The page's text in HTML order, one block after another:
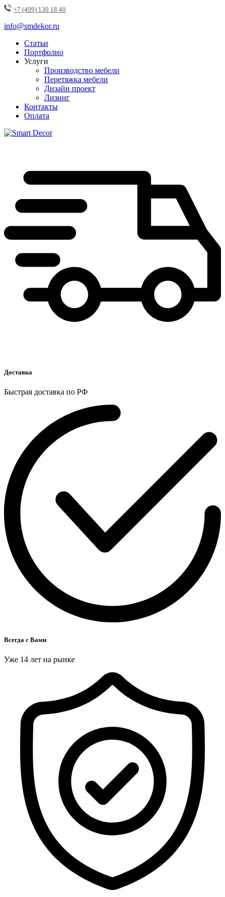
+7 (499) 130 18 40
info@smdekor.ru
Статьи
Портфолио
Услуги
Производство мебели
Перетяжка мебели
Дизайн проект
Лизинг
Контакты
Оплата
Доставка
Быстрая доставка по РФ
Всегда с Вами
Уже 14 лет на рынке